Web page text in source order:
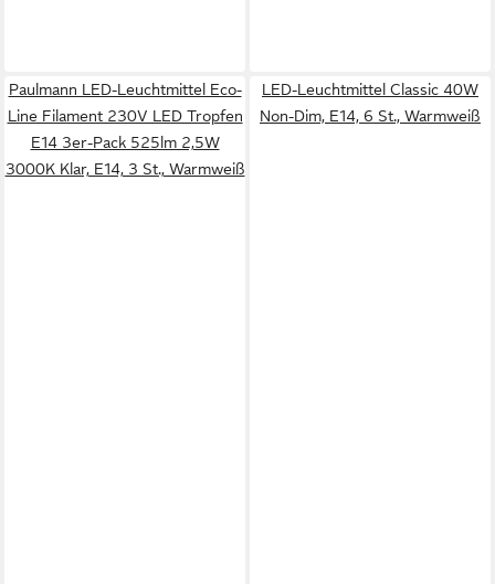
Paulmann LED-Leuchtmittel Eco-
Line Filament 230V LED Tropfen
E14 3er-Pack 525lm 2,5W
3000K Klar, E14, 3 St., Warmweiß
LED-Leuchtmittel Classic 40W
Non-Dim, E14, 6 St., Warmweiß